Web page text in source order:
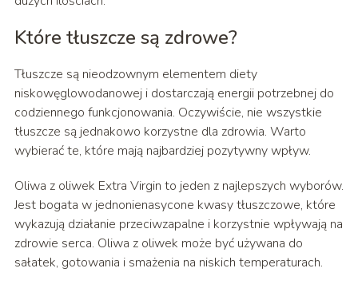
Które tłuszcze są zdrowe?
Tłuszcze są nieodzownym elementem diety
niskowęglowodanowej i dostarczają energii potrzebnej do
codziennego funkcjonowania. Oczywiście, nie wszystkie
tłuszcze są jednakowo korzystne dla zdrowia. Warto
wybierać te, które mają najbardziej pozytywny wpływ.
Oliwa z oliwek Extra Virgin to jeden z najlepszych wyborów.
Jest bogata w jednonienasycone kwasy tłuszczowe, które
wykazują działanie przeciwzapalne i korzystnie wpływają na
zdrowie serca. Oliwa z oliwek może być używana do
sałatek, gotowania i smażenia na niskich temperaturach.